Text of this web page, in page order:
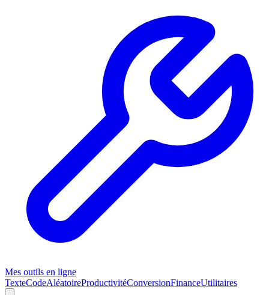
Mes outils en ligne
TexteCodeAléatoireProductivitéConversionFinanceUtilitaires